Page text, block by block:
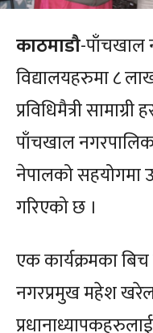
काठमाडौ-पाँचखाल
विद्यालयहरुमा ८
प्रविधिमैत्री
पाँचखाल
नेपालको सहयोगमा
गरिएको छ ।
एक कार्यक्रमका
नगरप्रमुख महेश
प्रधानाध्यापकहरुलाई